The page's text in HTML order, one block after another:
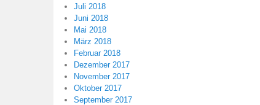
Juli 2018
Juni 2018
Mai 2018
März 2018
Februar 2018
Dezember 2017
November 2017
Oktober 2017
September 2017